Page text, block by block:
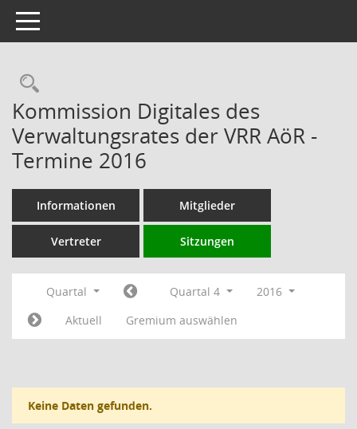
Toggle navigation
Rechercheauswahl
Kommission Digitales des
Verwaltungsrates der VRR AöR -
Termine 2016
Informationen Mitglieder
Vertreter Sitzungen
Quartal Quartal 4
2016
Aktuell
Gremium auswählen
Keine Daten gefunden.